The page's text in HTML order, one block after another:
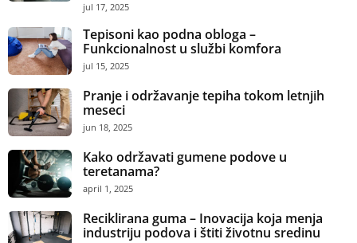
jul 17, 2025
Tepisoni kao podna obloga –
Funkcionalnost u službi komfora
jul 15, 2025
Pranje i održavanje tepiha tokom letnjih
meseci
jun 18, 2025
Kako održavati gumene podove u
teretanama?
april 1, 2025
Reciklirana guma – Inovacija koja menja
industriju podova i štiti životnu sredinu